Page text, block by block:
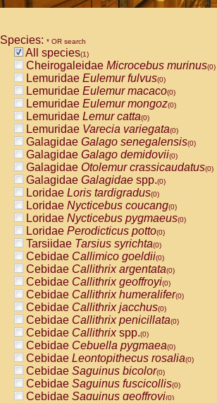
Species: * OR search
All species(1)
Cheirogaleidae Microcebus murinus(0)
Lemuridae Eulemur fulvus(0)
Lemuridae Eulemur macaco(0)
Lemuridae Eulemur mongoz(0)
Lemuridae Lemur catta(0)
Lemuridae Varecia variegata(0)
Galagidae Galago senegalensis(0)
Galagidae Galago demidovii(0)
Galagidae Otolemur crassicaudatus(0)
Galagidae Galagidae spp.(0)
Loridae Loris tardigradus(0)
Loridae Nycticebus coucang(0)
Loridae Nycticebus pygmaeus(0)
Loridae Perodicticus potto(0)
Tarsiidae Tarsius syrichta(0)
Cebidae Callimico goeldii(0)
Cebidae Callithrix argentata(0)
Cebidae Callithrix geoffroyi(0)
Cebidae Callithrix humeralifer(0)
Cebidae Callithrix jacchus(0)
Cebidae Callithrix penicillata(0)
Cebidae Callithrixspp.(0)
Cebidae Cebuella pygmaea(0)
Cebidae Leontopithecus rosalia(0)
Cebidae Saguinus bicolor(0)
Cebidae Saguinus fuscicollis(0)
Cebidae Saguinus geoffroyi(0)